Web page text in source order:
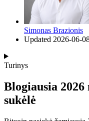
Simonas Brazionis
Updated 2026-06-
Turinys
Blogiausia
sukėlė